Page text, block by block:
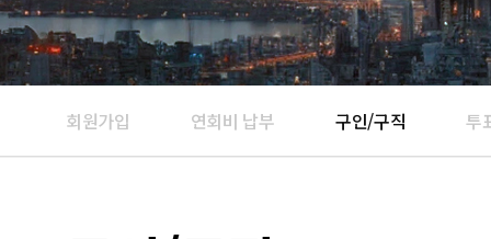
회원가입 연회비 납부 구인/구직 투